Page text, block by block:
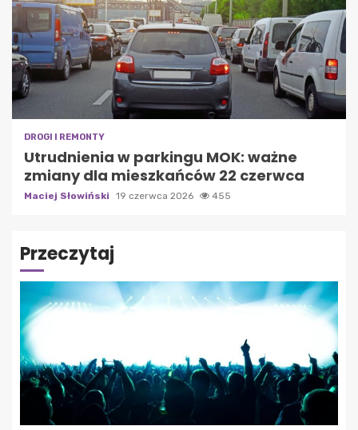
DROGI I REMONTY
Utrudnienia w parkingu MOK: ważne
zmiany dla mieszkańców 22 czerwca
Maciej Słowiński 19 czerwca 2026 455
Przeczytaj